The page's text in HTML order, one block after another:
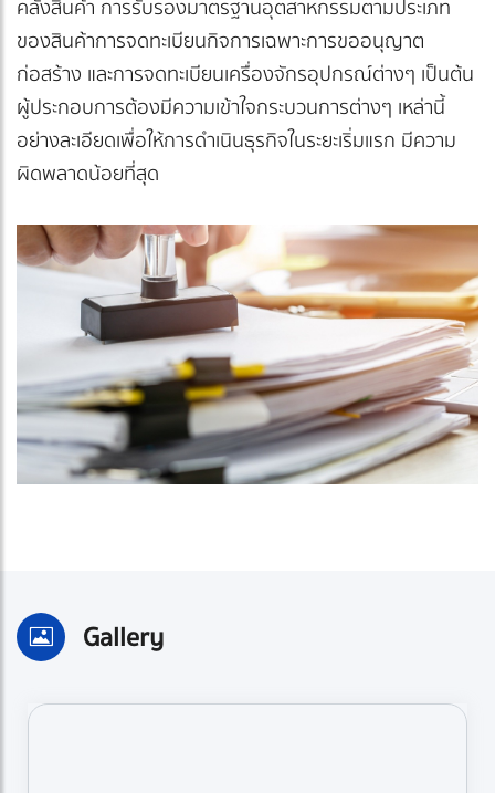
คลังสินค้า การรับรองมาตรฐานอุตสาหกรรมตามประเภท
ของสินค้าการจดทะเบียนกิจการเฉพาะการขออนุญาต
ก่อสร้าง และการจดทะเบียนเครื่องจักรอุปกรณ์ต่างๆ เป็นต้น
ผู้ประกอบการต้องมีความเข้าใจกระบวนการต่างๆ เหล่านี้
อย่างละเอียดเพื่อให้การดำเนินธุรกิจในระยะเริ่มแรก มีความ
ผิดพลาดน้อยที่สุด
Gallery